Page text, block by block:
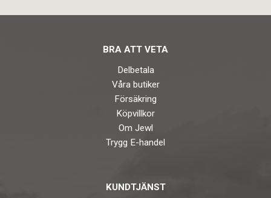
BRA ATT VETA
Delbetala
Våra butiker
Försäkring
Köpvillkor
Om Jewl
Trygg E-handel
KUNDTJÄNST